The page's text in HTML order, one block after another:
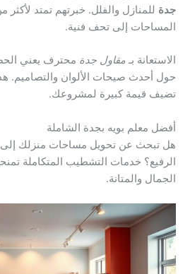
جدة للمنازل والفلل. خبرتهم تمتد
المساحات إلى تحف فنية.
الاستعانة بـ مقاول جدة محترف يعني
حول أحدث صيحات الألوان والتصاميم.
تضيف قيمة كبيرة لمشروعك.
أفضل معلم بويه بجدة الشاملة
هل تبحث عن تحويل مساحات منزلك
الرفيع؟ خدمات التشطيب المتكاملة
الجمال والمتانة.